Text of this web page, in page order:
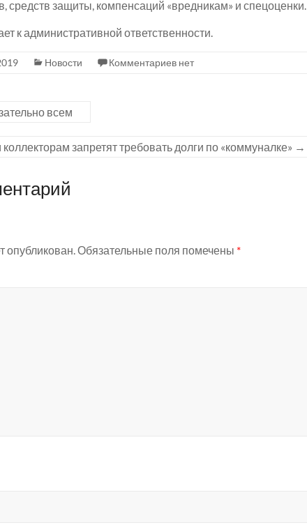
средств защиты, компенсаций «вредникам» и спецоценки.
к административной ответственности.
Новости Комментариев нет
всем
запретят требовать долги по «коммуналке» →
опубликован. Обязательные поля помечены *